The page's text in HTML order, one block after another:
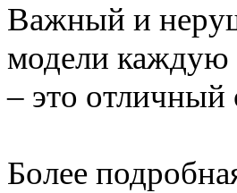
Важный и
модели каждую
– это отличный
Более